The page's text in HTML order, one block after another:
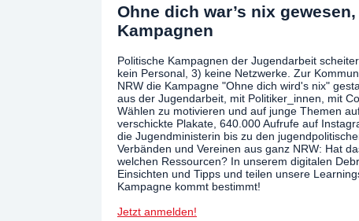
Ohne dich war’s nix
Kampagnen
Politische Kampagnen der Jugendarbeit
kein Personal, 3) keine Netzwerke. Zur
NRW die Kampagne "Ohne dich wird's nix"
aus der Jugendarbeit, mit Politiker_innen, mit
Wählen zu motivieren und auf junge Themen
verschickte Plakate, 640.000 Aufrufe auf
die Jugendministerin bis zu den
Verbänden und Vereinen aus ganz NRW: Hat
welchen Ressourcen? In unserem digitalen
Einsichten und Tipps und teilen unsere
Kampagne kommt bestimmt!
Jetzt anmelden!